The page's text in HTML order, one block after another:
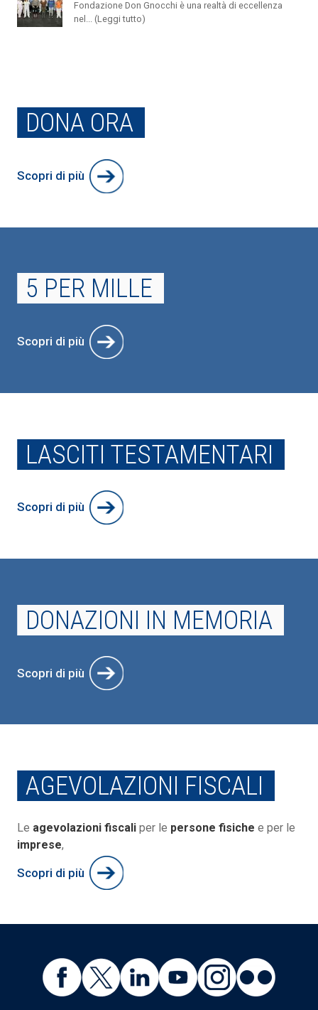
Fondazione Don Gnocchi è una realtà di eccellenza
nel... (Leggi tutto)
DONA ORA
Scopri di più
5 PER MILLE
Scopri di più
LASCITI TESTAMENTARI
Scopri di più
DONAZIONI IN MEMORIA
Scopri di più
AGEVOLAZIONI FISCALI
Le agevolazioni fiscali per le persone fisiche e per le
imprese,
Scopri di più